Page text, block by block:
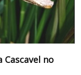
no